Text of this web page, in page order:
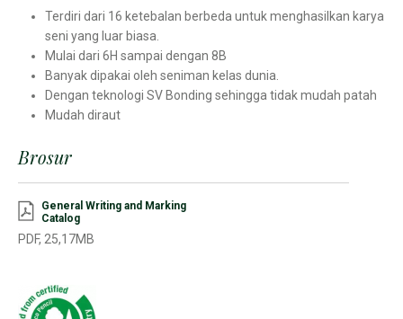
Terdiri dari 16 ketebalan berbeda untuk menghasilkan karya
seni yang luar biasa.
Mulai dari 6H sampai dengan 8B
Banyak dipakai oleh seniman kelas dunia.
Dengan teknologi SV Bonding sehingga tidak mudah patah
Mudah diraut
Brosur
General Writing and Marking
Catalog
PDF, 25,17MB